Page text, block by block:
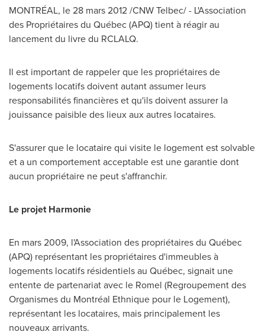
MONTRÉAL, le 28 mars 2012 /CNW Telbec/ - L'Association
des Propriétaires du Québec (APQ) tient à réagir au
lancement du livre du RCLALQ.
Il est important de rappeler que les propriétaires de
logements locatifs doivent autant assumer leurs
responsabilités financières et qu'ils doivent assurer la
jouissance paisible des lieux aux autres locataires.
S'assurer que le locataire qui visite le logement est solvable
et a un comportement acceptable est une garantie dont
aucun propriétaire ne peut s'affranchir.
Le projet Harmonie
En mars 2009, l'Association des propriétaires du Québec
(APQ) représentant les propriétaires d'immeubles à
logements locatifs résidentiels au Québec, signait une
entente de partenariat avec le Romel (Regroupement des
Organismes du Montréal Ethnique pour le Logement),
représentant les locataires, mais principalement les
nouveaux arrivants.